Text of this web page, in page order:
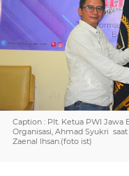
Caption : Plt. Ketua PWI Jawa
Organisasi, Ahmad Syukri
Zaenal Ihsan.(foto ist)